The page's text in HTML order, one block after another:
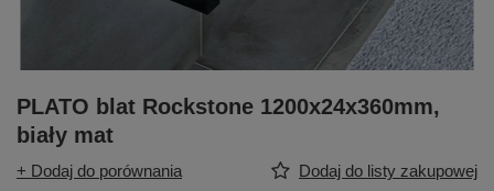
PLATO blat Rockstone 1200x24x360mm,
biały mat
+ Dodaj do porównania Dodaj do listy zakupowej